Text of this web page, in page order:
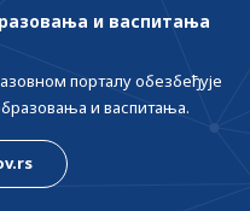
и васпитања
порталу обезбеђује
и васпитања.